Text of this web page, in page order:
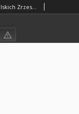
Wiadomości Związku Polskich Zrzeszeń Technicznych 1930 nr 10